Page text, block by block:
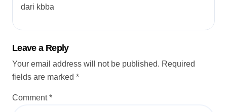
dari kbba
Leave a Reply
Your email address will not be published. Required
fields are marked *
Comment*